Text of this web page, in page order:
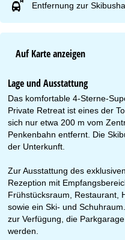
Entfernung zur
Auf Karte anzeigen
Lage und Ausstattung
Das komfortable 4-Sterne-
Private Retreat ist eines der
sich nur etwa 200 m vom
Penkenbahn entfernt. Die
der Unterkunft.
Zur Ausstattung des
Rezeption mit
Frühstücksraum, Restaurant,
sowie ein Ski- und
zur Verfügung, die
werden.